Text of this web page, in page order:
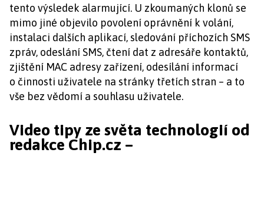
tento výsledek alarmující. U zkoumaných klonů se
mimo jiné objevilo povolení oprávnění k volání,
instalaci dalších aplikací, sledování příchozích SMS
zpráv, odeslání SMS, čtení dat z adresáře kontaktů,
zjištění MAC adresy zařízení, odesílání informací
o činnosti uživatele na stránky třetích stran – a to
vše bez vědomí a souhlasu uživatele.
Video tipy ze světa technologií od
redakce Chip.cz –